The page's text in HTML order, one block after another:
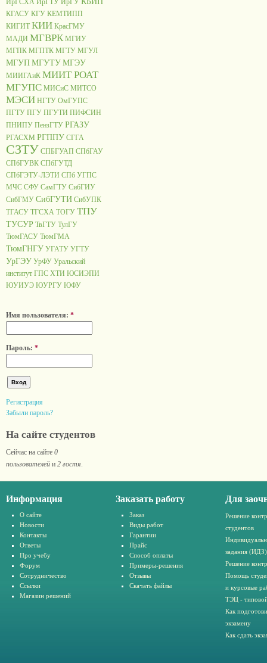
ИрГСХА ИрГТУ ИрГУ
КГАСУ КГУ КЕМТИПП
КИГИТ КИИ КрасГМУ
МАДИ МГВРК МГИУ
МГПК МГПТК МГТУ МГУЛ
МГУПМГУТУМГЭУ
МИИГАиК МИИТ РОАТ
МГУПС МИСиС МИТСО
МЭСИ НГТУ ОмГУПС
ПГТУ ПГУ ПГУТИ ПИФСИН
ПНИПУ ПензГТУ РГАЗУ
РГАСХМ РГППУ СГГА
СЗТУ СПБГУАП СПбГАУ
СПбГУВК СПбГУТД
СПбГЭТУ-ЛЭТИ СПб УГПС
МЧС СФУ СамГТУ СибГИУ
СибГМУ СибГУТИ СибУПК
ТГАСУ ТГСХА ТОГУ ТПУ
ТУСУР ТвГТУ ТулГУ
ТюмГАСУ ТюмГМА
ТюмГНГУ УГАТУ УГТУ
УрГЭУ УрФУ Уральский
институт ГПС ХТИ ЮСИЭПИ
ЮУИУЭ ЮУРГУ ЮФУ
Имя пользователя: *
Пароль: *
Регистрация
Забыли пароль?
На сайте студентов
Сейчас на сайте 0
пользователей и 2 гостя
Информация
О сайте
Новости
Контакты
Ответы
Про учебу
Форум
Сотрудничество
Ссылки
Магазин решений
Заказать работу
Заказ
Виды работ
Гарантии
Прайс
Способ оплаты
Примеры-решения
Отзывы
Скачать файлы
Для
Решение
студентов
задания (ИДЗ)
Решение
Помощь
и курсовые
ТЭЦ -
Как
экзамену
Как сдать